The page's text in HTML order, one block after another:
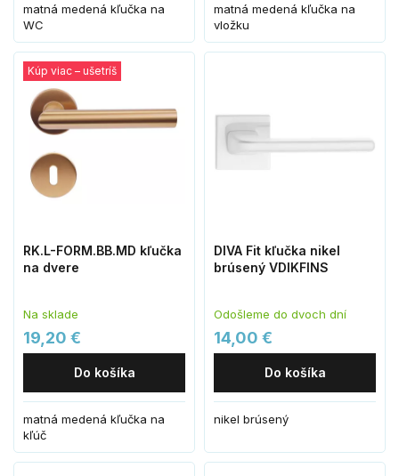
matná medená kľučka na
WC
matná medená kľučka na
vložku
Kúp viac – ušetríš
RK.L-FORM.BB.MD kľučka
na dvere
Na sklade
19,20 €
Do košíka
matná medená kľučka na
kľúč
DIVA Fit kľučka nikel
brúsený VDIKFINS
Odošleme do dvoch dní
14,00 €
Do košíka
nikel brúsený